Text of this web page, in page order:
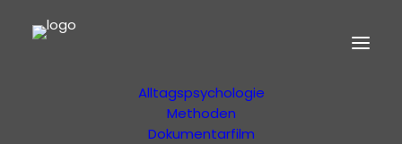
Alltagspsychologie
Methoden
Dokumentarfilm